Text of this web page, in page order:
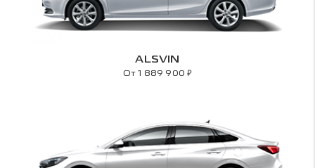
ALSVIN
От 1 889 900₽